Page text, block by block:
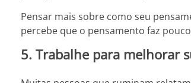
Pensar mais sobre como seu
percebe que o pensamento faz
5. Trabalhe para melhorar